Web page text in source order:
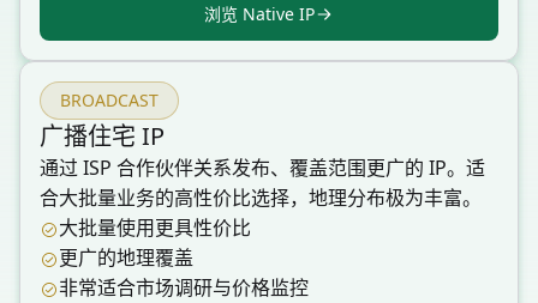
浏览 Native IP
BROADCAST
广播住宅 IP
通过 ISP 合作伙伴关系发布、覆盖范围更广的 IP。适
合大批量业务的高性价比选择，地理分布极为丰富。
大批量使用更具性价比
更广的地理覆盖
非常适合市场调研与价格监控